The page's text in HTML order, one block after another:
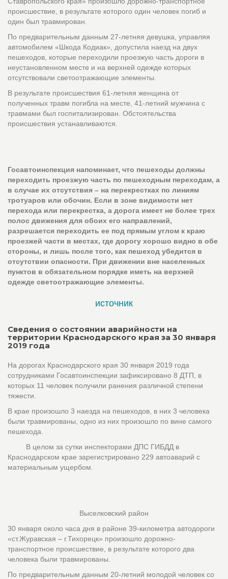
происшествие, в результате которого один человек погиб и
один был травмирован.
По предварительным данным 27-летняя девушка, управляя
автомобилем «Шкода Кодиак», допустила наезд на двух
пешеходов, которые переходили проезжую часть дороги в
неустановленном месте и на верхней одежде которых
отсутствовали светоотражающие элементы.
В результате происшествия 61-летняя женщина от
полученных травм погибла на месте, 41-летний мужчина с
травмами был госпитализирован. Обстоятельства
происшествия устанавливаются.
Госавтоинспекция напоминает, что пешеходы должны
переходить проезжую часть по пешеходным переходам, а
в случае их отсутствия – на перекрестках по линиям
тротуаров или обочин. Если в зоне видимости нет
перехода или перекрестка, а дорога имеет не более трех
полос движения для обоих его направлений,
разрешается переходить ее под прямым углом к краю
проезжей части в местах, где дорогу хорошо видно в обе
стороны, и лишь после того, как пешеход убедится в
отсутствии опасности. При движении вне населенных
пунктов в обязательном порядке иметь на верхней
одежде светоотражающие элементы.
источник
Сведения о состоянии аварийности на
территории Краснодарского края за 30 января
2019 года
На дорогах Краснодарского края 30 января 2019 года
сотрудниками Госавтоинспекции зафиксировано 8 ДТП, в
которых 11 человек получили ранения различной степени
тяжести.
В крае произошло 3 наезда на пешеходов, в них 3 человека
были травмированы, одно из них произошло по вине самого
пешехода.
В целом за сутки инспекторами ДПС ГИБДД в
Краснодарском крае зарегистрировано 229 автоаварий с
материальным ущербом.
Выселковский район
30 января около часа дня в районе 39-километра автодороги
«ст.Журавская – г.Тихорецк» произошло дорожно-
транспортное происшествие, в результате которого два
человека были травмированы.
По предварительным данным 20-летний молодой человек со